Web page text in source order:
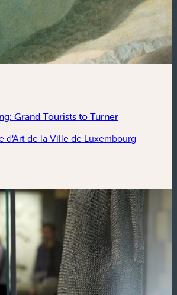
Grand Tourists to Turner
d'Art de la Ville de Luxembourg